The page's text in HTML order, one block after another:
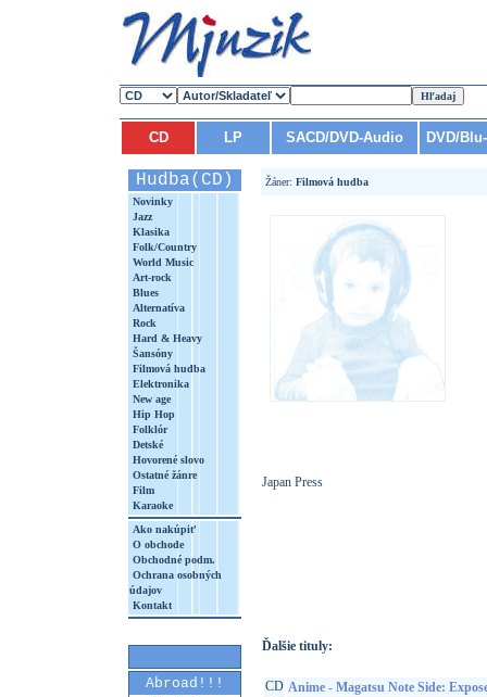
CD LP SACD/DVD-Audio DVD/
Hudba(CD)
Novinky
Jazz
Klasika
Folk/Country
World Music
Art-rock
Blues
Alternatíva
Rock
Hard & Heavy
Šansóny
Filmová hudba
Elektronika
New age
Hip Hop
Folklór
Detské
Hovorené slovo
Ostatné žánre
Film
Karaoke
Ako nakúpiť
O obchode
Obchodné podm.
Ochrana osobných
údajov
Kontakt
Abroad!!!
Žáner: Filmová hudba
Japan Press
Ďalšie tituly:
CD Anime - Magatsu Note Side: